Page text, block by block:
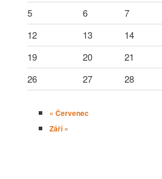
5
6 7
12
13 14
19
20 21
26
27 28
« Červenec
Září»